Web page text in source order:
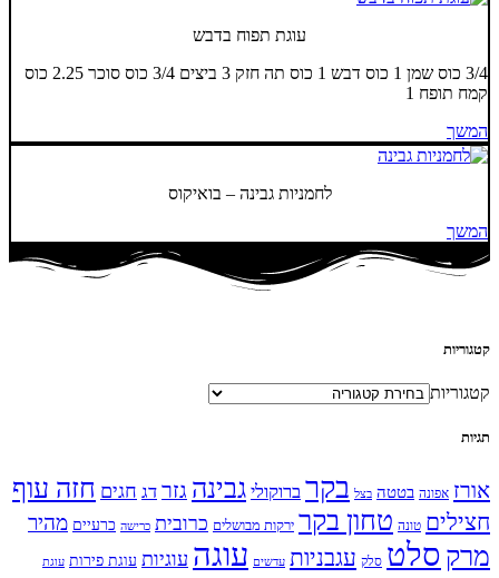
עוגת תפוח בדבש
3/4 כוס שמן 1 כוס דבש 1 כוס תה חזק 3 ביצים 3/4 כוס סוכר 2.25 כוס
קמח תופח 1
המשך
לחמניות גבינה – בואיקוס
המשך
קטגוריות
קטגוריות
תגיות
אורז אפונה בטטה בצל בקר ברוקולי גבינה גזר דג חגים חזה עוף
חצילים טונה טחון בקר ירקות מבושלים כרובית כרישה כרעיים מהיר
מרק סלט סלק עגבניות עדשים עוגה עוגיות עוגת פירות עוגת